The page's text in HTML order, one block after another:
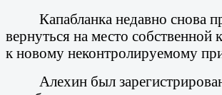
Капабланка недавно снова
вернуться на место
к новому неконтролируемому
Алехин был